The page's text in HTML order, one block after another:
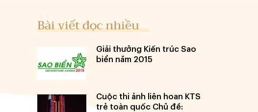
Bài viết đọc nhiều
Giải thưởng Kiến trúc Sao
biển năm 2015
Cuộc thi ảnh liên hoan KTS
trẻ toàn quốc Chủ đề: